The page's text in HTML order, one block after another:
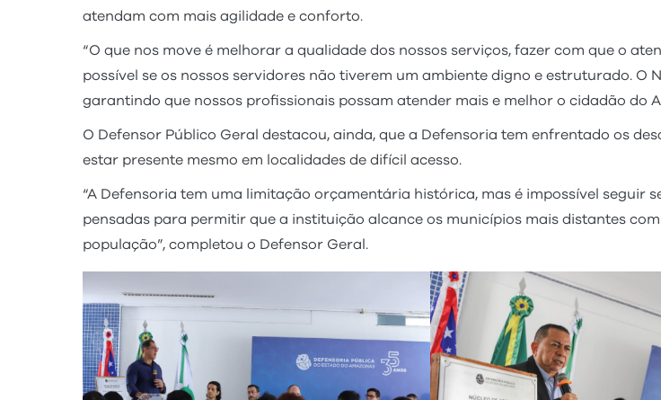
atendam com mais agilidade e conforto.
“O que nos move é melhorar a qualidade dos nossos serviços, fazer com que o
possível se os nossos servidores não tiverem um ambiente digno e estruturado.
garantindo que nossos profissionais possam atender mais e melhor o cidadão do
O Defensor Público Geral destacou, ainda, que a Defensoria tem enfrentado os
estar presente mesmo em localidades de difícil acesso.
“A Defensoria tem uma limitação orçamentária histórica, mas é impossível seguir
pensadas para permitir que a instituição alcance os municípios mais distantes
população”, completou o Defensor Geral.